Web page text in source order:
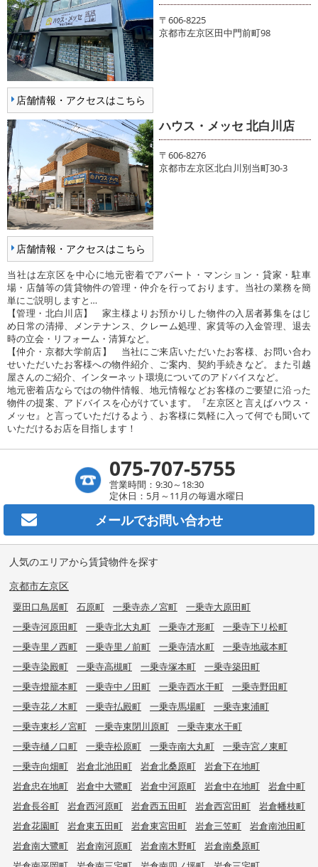
店舗情報・アクセスはこちら
〒606-8225
京都市左京区田中門前町98
店舗情報・アクセスはこちら
ハウス・メッセ 北白川店
〒606-8276
京都市左京区北白川別当町30-3
当社は左京区を中心に地元密着でアパート・マンション・貸家・駐車
場・店舗等の賃貸物件の管理・仲介を行っております。当社の業務を簡
単にご説明しますと…
【管理・北白川店】 家主様よりお預かりした物件の入居者募集をはじ
め日常の清掃、メンテナンス、クレーム処理、家賃等の入金管理、退去
時の立会・リフォーム・清算など。
【仲介・京都大学前店】 当社にご来店いただいたお客様、お問い合わ
せいただいたお客様への物件紹介、ご案内、契約手続きなど。また引越
屋さんのご紹介、インターネット環境についてのアドバイスなど。
地元密着店ならではの物件情報、地元情報などお客様のご要望に沿った
物件の提案、アドバイスを心がけています。『左京区と言えばハウス・
メッセ』と言っていただけるよう、お客様に気軽に入って何でも聞いて
いただけるお店を目指します！
075-707-5755
営業時間：9:30～18:30
定休日：5月～11月の毎週水曜日
メールでお問い合わせ
人気のエリアから賃貸物件を探す
京都市左京区
粟田口鳥居町 石原町 一乗寺赤ノ宮町
一乗寺大原田町
一乗寺河原田町
一乗寺北大丸町 一乗寺才形町
一乗寺下リ松町
一乗寺里ノ西町
一乗寺里ノ前町 一乗寺清水町
一乗寺地蔵本町
一乗寺染殿町
一乗寺高槻町 一乗寺塚本町
一乗寺築田町
一乗寺燈籠本町
一乗寺中ノ田町 一乗寺西水干町
一乗寺野田町
一乗寺花ノ木町
一乗寺払殿町 一乗寺馬場町
一乗寺東浦町
一乗寺東杉ノ宮町
一乗寺東閉川原町
一乗寺東水干町
一乗寺樋ノ口町
一乗寺松原町 一乗寺南大丸町
一乗寺宮ノ東町
一乗寺向畑町
岩倉北池田町 岩倉北桑原町
岩倉下在地町
岩倉忠在地町
岩倉中大鷺町 岩倉中河原町 岩倉中在地町
岩倉中町
岩倉長谷町
岩倉西河原町 岩倉西五田町 岩倉西宮田町
岩倉幡枝町
岩倉花園町
岩倉東五田町 岩倉東宮田町 岩倉三笠町
岩倉南池田町
岩倉南大鷺町
岩倉南河原町 岩倉南木野町
岩倉南桑原町